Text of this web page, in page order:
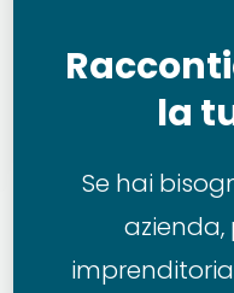
la
Se hai
azienda,